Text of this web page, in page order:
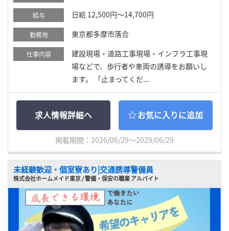
給与 日給 12,500円～14,700円
勤務地 東京都多摩市落合
仕事内容
建設現場・道路工事現場・インフラ工事現
場などで、歩行者や車両の誘導をお願いし
ます。 「止まってくだ...
求人情報詳細へ お気に入りに追加
掲載期間：2026/06/29～2029/06/29
未経験歓迎・個室寮あり|交通誘導警備員
株式会社ホームメイド東京 / 警備・保安の職業 アルバイト